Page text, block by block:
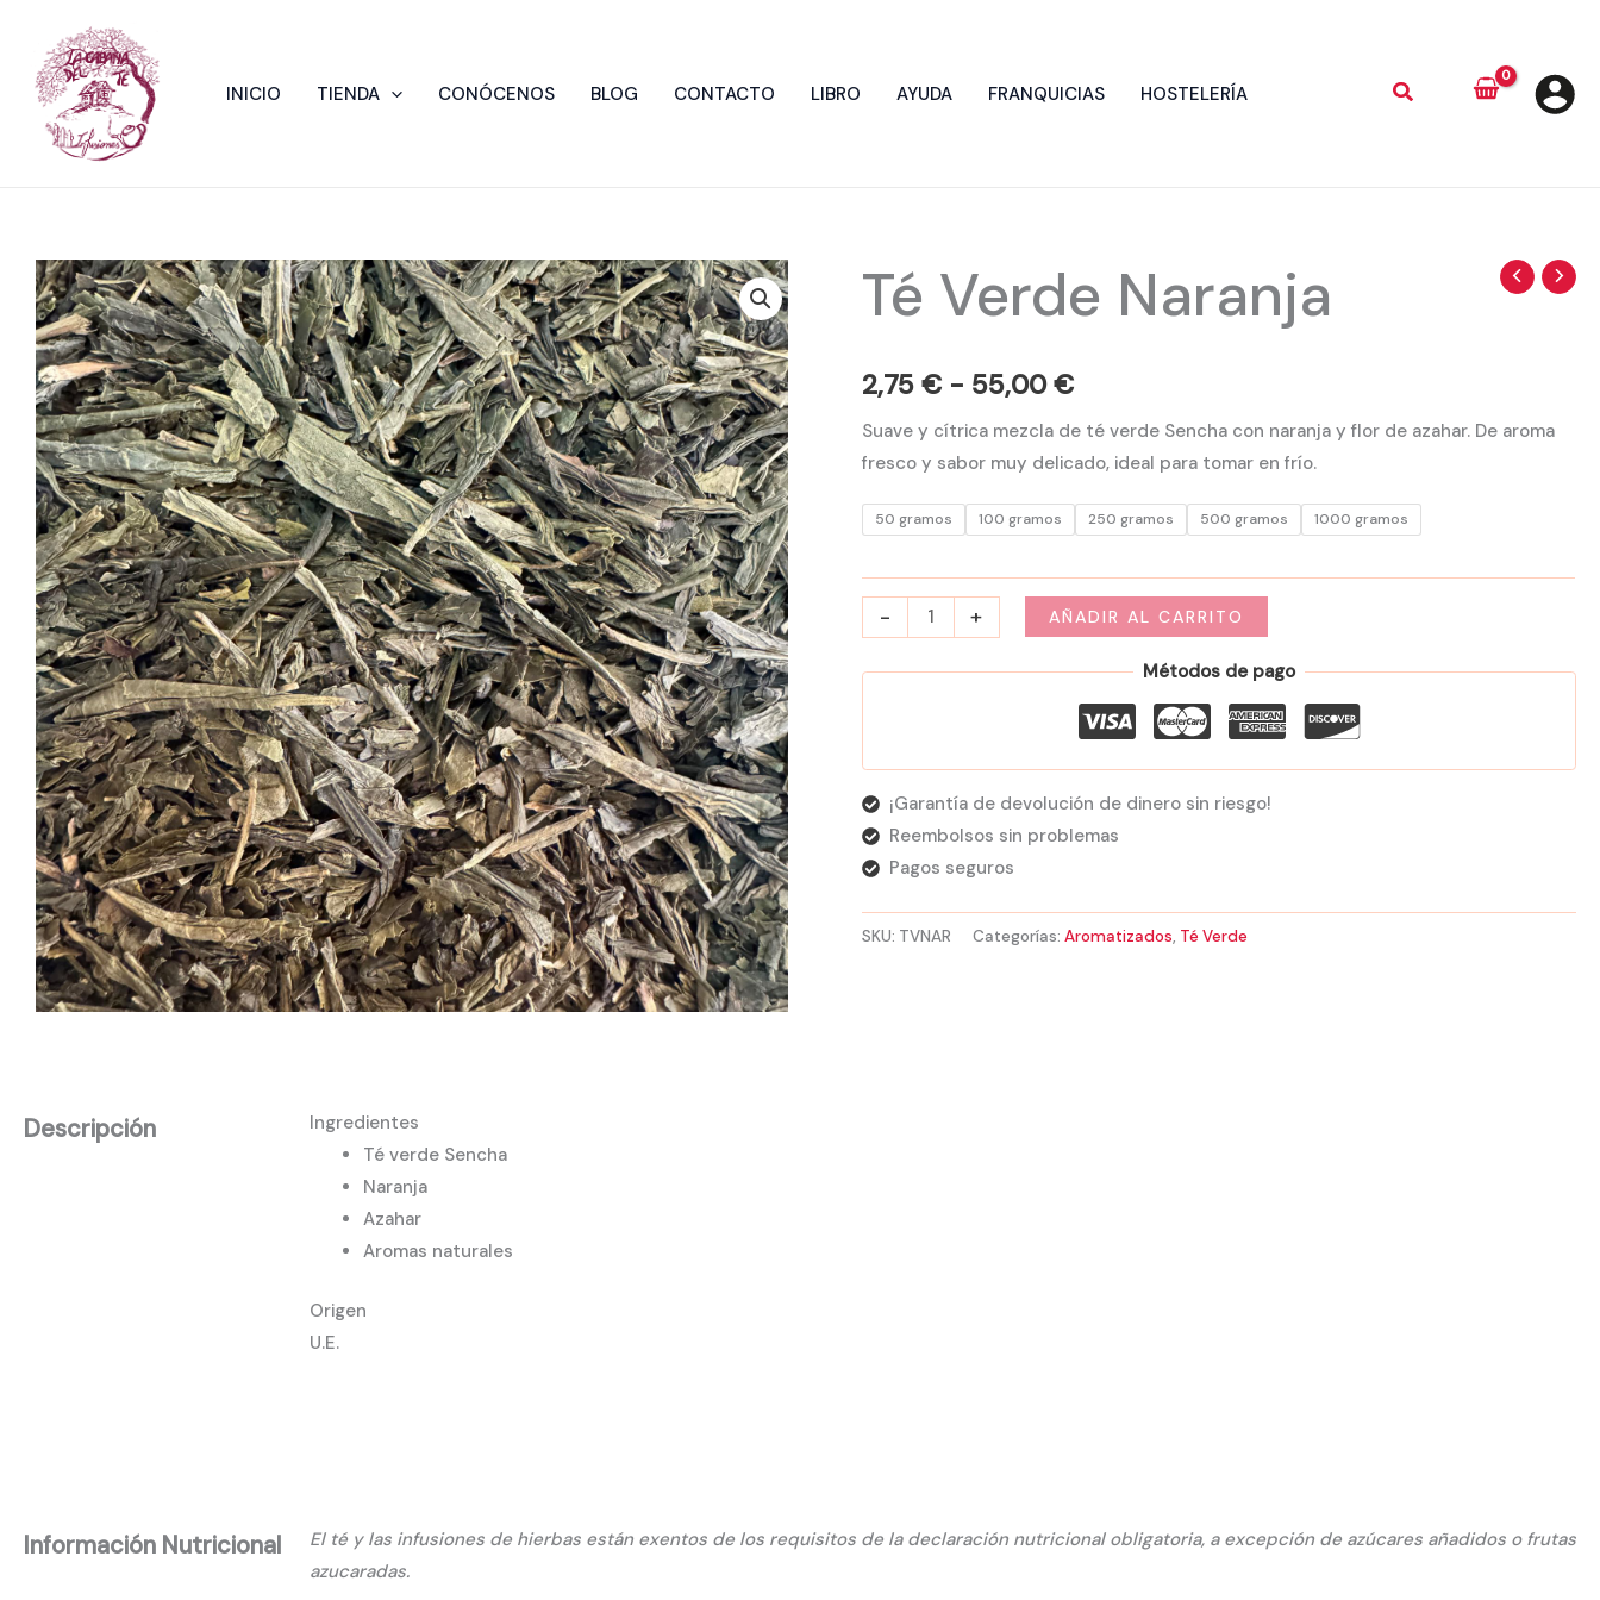
contenido
INICIO TIENDA CONÓCENOS BLOG CONTACTO LIBRO AYUDA FRANQUICIAS HOSTELERÍA
Té Verde Naranja
2,75€ - 55,00€
Rango
precios:
desde
2,75 €
hasta
55,00 €
Suave y cítrica mezcla de té verde Sencha con naranja y flor de azahar. De aroma
fresco y sabor muy delicado, ideal para tomar en frío.
50 gramos 100 gramos 250 gramos 500 gramos 1000 gramos
-
Té
Verde
cantidad
+ AÑADIR AL CARRITO
Métodos de pago
¡Garantía de devolución de dinero sin riesgo!
Reembolsos sin problemas
Pagos seguros
SKU: TVNAR Categorías:Aromatizados, Té Verde
Descripción
Ingredientes
Té verde Sencha
Naranja
Azahar
Aromas naturales
Origen
U.E.
Información Nutricional
El té y las infusiones de hierbas están exentos de los requisitos de la declaración nutricional obligatoria, a excepción de azúcares añadidos o frutas
azucaradas.